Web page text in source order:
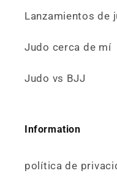
Lanzamientos de
Judo cerca de mí
Judo vs BJJ
Information
política de